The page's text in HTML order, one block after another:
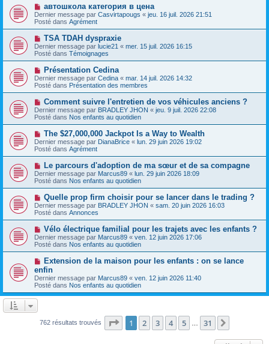
s
a
g
e
a
u
m
e
s
s
a
g
e
N
o
u
v
e
u
m
e
s
a
g
e
автошкола категория в цена
Dernier message par Casvirtapougs « jeu. 16 juil. 2026 21:51
Posté dans Agrément
N
o
u
v
e
a
u
m
e
s
s
a
g
e
TSA TDAH dyspraxie
Dernier message par lucie21 « mer. 15 juil. 2026 16:15
Posté dans Témoignages
N
o
u
v
a
u
m
e
s
s
a
g
e
Présentation Cedina
Dernier message par Cedina « mar. 14 juil. 2026 14:32
Posté dans Présentation des membres
N
o
u
v
e
u
m
e
s
a
g
e
Comment suivre l'entretien de vos véhicules anciens ?
Dernier message par BRADLEY JHON « jeu. 9 juil. 2026 22:08
Posté dans Nos enfants au quotidien
N
o
u
v
e
a
u
m
e
s
s
a
g
e
The $27,000,000 Jackpot Is a Way to Wealth
Dernier message par DianaBrice « lun. 29 juin 2026 19:02
Posté dans Agrément
N
o
u
v
a
u
m
e
s
s
a
g
e
Le parcours d'adoption de ma sœur et de sa compagne
Dernier message par Marcus89 « lun. 29 juin 2026 18:09
Posté dans Nos enfants au quotidien
N
o
u
v
e
u
m
e
s
a
g
e
Quelle prop firm choisir pour se lancer dans le trading ?
Dernier message par BRADLEY JHON « sam. 20 juin 2026 16:03
Posté dans Annonces
N
o
u
v
e
a
u
m
e
s
e
Vélo électrique familial pour les trajets avec les enfants ?
Dernier message par Marcus89 « ven. 12 juin 2026 17:06
Posté dans Nos enfants au quotidien
N
o
u
v
e
a
s
Extension de la maison pour les enfants : on se lance
enfin
Dernier message par Marcus89 « ven. 12 juin 2026 11:40
Posté dans Nos enfants au quotidien
762 résultats trouvés Page 1sur31
1 2 3 4 5 31